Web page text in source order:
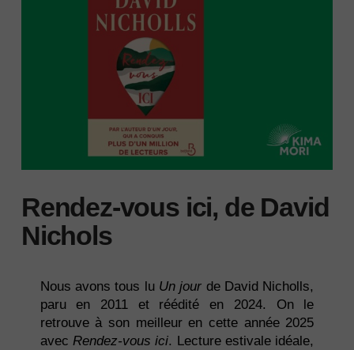
Rendez-vous ici, de David
Nichols
Nous avons tous lu Un jour de David Nicholls,
paru en 2011 et réédité en 2024. On le
retrouve à son meilleur en cette année 2025
avec Rendez-vous ici. Lecture estivale idéale,